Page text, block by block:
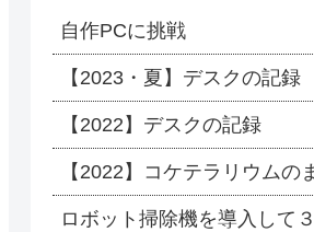
自作PCに挑戦
【2023・夏】デスクの記録
【2022】デスクの記録
【2022】コケテラリウムの
ロボット掃除機を導入して